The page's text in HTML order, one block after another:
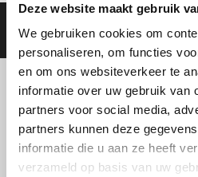
Deze website maakt gebruik
We gebruiken cookies om
personaliseren, om functies
en om ons websiteverkeer te
informatie over uw gebruik van
partners voor social media,
partners kunnen deze
informatie die u aan ze heeft
verzameld op basis van uw
Aanbod|Keukens|Levering|